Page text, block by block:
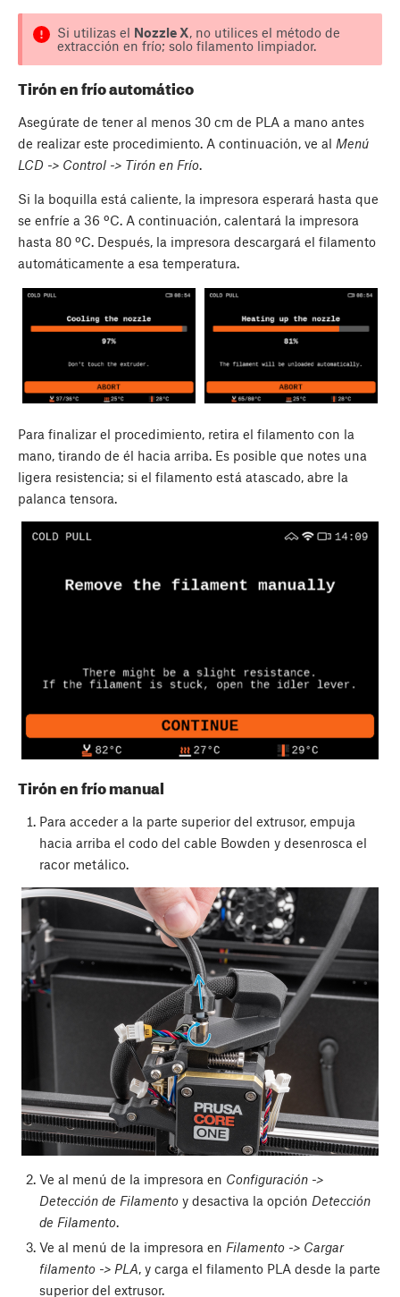
Si utilizas el Nozzle X, no utilices el método de
extracción en frío; solo filamento limpiador.
Tirón en frío automático
Asegúrate de tener al menos 30 cm de PLA a mano antes
de realizar este procedimiento. A continuación, ve al Menú
LCD -> Control -> Tirón en Frío.
Si la boquilla está caliente, la impresora esperará hasta que
se enfríe a 36 ºC. A continuación, calentará la impresora
hasta 80 ºC. Después, la impresora descargará el filamento
automáticamente a esa temperatura.
Para finalizar el procedimiento, retira el filamento con la
mano, tirando de él hacia arriba. Es posible que notes una
ligera resistencia; si el filamento está atascado, abre la
palanca tensora.
Tirón en frío manual
Para acceder a la parte superior del extrusor, empuja
hacia arriba el codo del cable Bowden y desenrosca el
racor metálico.
Ve al menú de la impresora en Configuración ->
Detección de Filamentoy desactiva la opción Detección
de Filamento.
Ve al menú de la impresora en Filamento -> Cargar
filamento -> PLA, y carga el filamento PLA desde la parte
superior del extrusor.